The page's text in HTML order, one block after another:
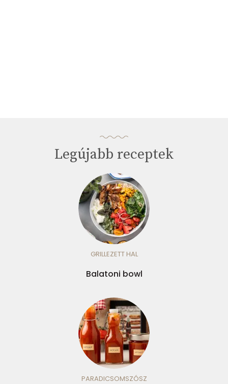
Legújabb receptek
GRILLEZETT HAL
Balatoni bowl
PARADICSOMSZÓSZ